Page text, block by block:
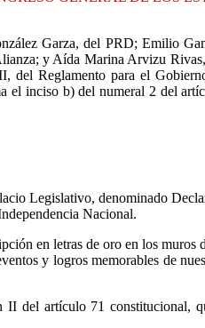
Garza, del PRD; Emilio
y Aída Marina Arvizu
Reglamento para el
el inciso b) del numeral 2 del
Legislativo, denominado
Nacional.
en letras de oro en los
y logros memorables de
del artículo 71 constitucional,